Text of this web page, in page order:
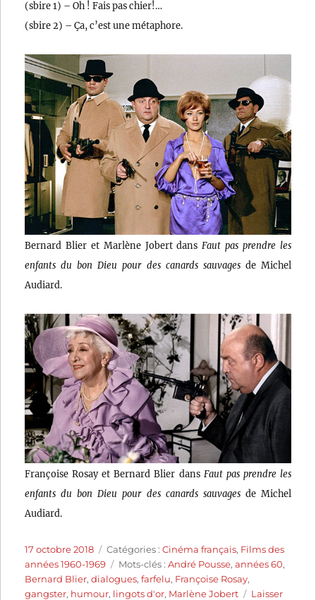
(sbire 1) – Oh ! Fais pas chier!…
(sbire 2) – Ça, c’est une métaphore.
Bernard Blier et Marlène Jobert dans Faut pas prendre les
enfants du bon Dieu pour des canards sauvagesde Michel
Audiard.
Françoise Rosay et Bernard Blier dans Faut pas prendre les
enfants du bon Dieu pour des canards sauvagesde Michel
Audiard.
Publié
le
17 octobre 2018 Catégories
Catégories :Cinéma français, Films des
années 1960-1969
Étiquettes
Mots-clés :André Pousse,années 60,
Bernard Blier,dialogues,farfelu, Françoise Rosay,
gangster, humour, lingots d'or, Marlène Jobert
Laisser